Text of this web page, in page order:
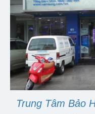
Trung Tâm Bảo